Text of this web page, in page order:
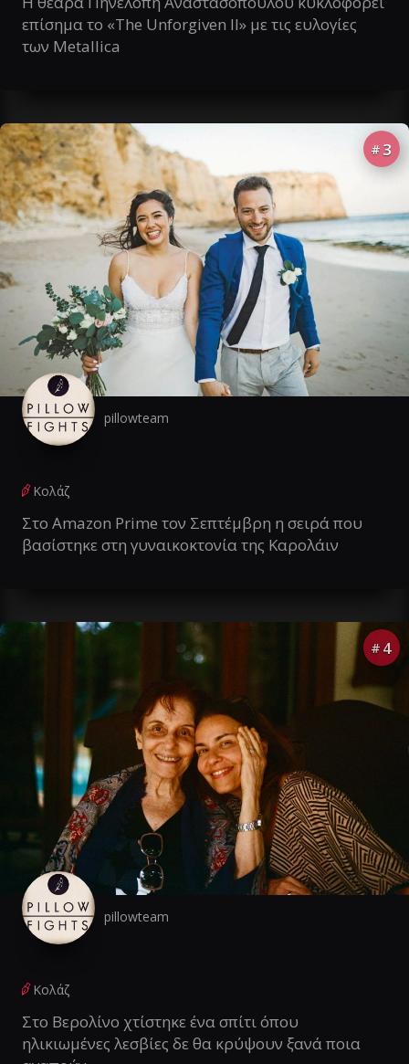
επίσημα το «The Unforgiven II» με τις ευλογίες
των Metallica
# 3
pillowteam
Κολάζ
Στο Amazon Prime τον Σεπτέμβρη η σειρά που
βασίστηκε στη γυναικοκτονία της Καρολάιν
# 4
pillowteam
Κολάζ
Στο Βερολίνο χτίστηκε ένα σπίτι όπου
ηλικιωμένες λεσβίες δε θα κρύψουν ξανά ποια